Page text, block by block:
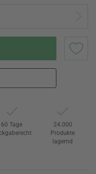
60 Tage
24.000
Produkte
lagernd